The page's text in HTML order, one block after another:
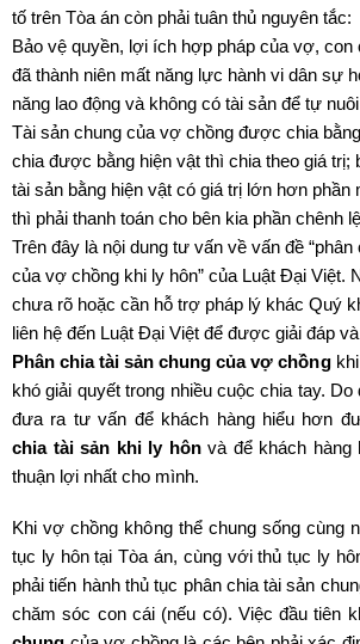
tố trên Tòa án còn phải tuân thủ nguyên tắc:
Bảo vệ quyền, lợi ích hợp pháp của vợ, con
đã thành niên mất năng lực hành vi dân sự
năng lao động và không có tài sản để tự
Tài sản chung của vợ chồng được chia
chia được bằng hiện vật thì chia theo giá trị;
tài sản bằng hiện vật có giá trị lớn hơn
thì phải thanh toán cho bên kia phần chênh
Trên đây là nội dung tư vấn về vấn đề
của vợ chồng khi ly hôn” của Luật Đại Việt.
chưa rõ hoặc cần hỗ trợ pháp lý khác Quý
liên hệ đến Luật Đại Việt để được giải đáp
Phân chia tài sản chung của vợ chồngkhi
khó giải quyết trong nhiều cuộc chia tay. Do
đưa ra tư vấn để khách hàng hiểu hơn
chia tài sản khi ly hônvà để khách hàng
thuận lợi nhất cho mình.
Khi vợ chồng không thể chung sống cùng
tục ly hôn tại Tòa án, cùng với thủ tục ly
phải tiến hành thủ tục phân chia tài sản
chăm sóc con cái (nếu có). Việc đầu tiên